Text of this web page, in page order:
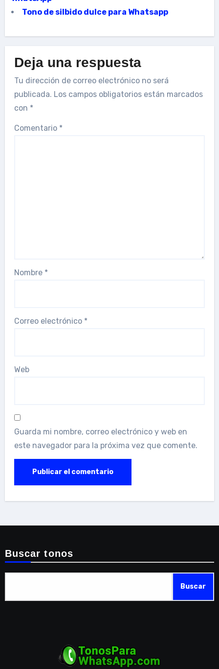
Tono de silbido dulce para Whatsapp
Deja una respuesta
Tu dirección de correo electrónico no será
publicada. Los campos obligatorios están marcados
con *
Comentario *
Nombre *
Correo electrónico *
Web
Guarda mi nombre, correo electrónico y web en
este navegador para la próxima vez que comente.
Buscar tonos
Buscar